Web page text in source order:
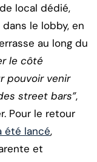
local dédié,
le lobby, en
au long du
le côté
pouvoir venir
street bars”,
Pour le retour
été lancé,
et